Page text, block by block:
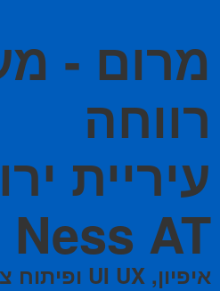
מרום -
רווחה
עיריית
Ness AT
איפיון, UI UX ופיתוח צד משתמש